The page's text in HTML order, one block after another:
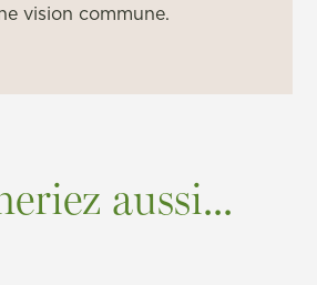
vision commune.
aussi...